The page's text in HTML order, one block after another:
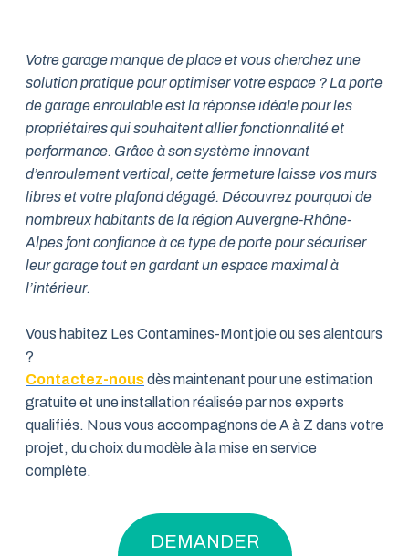
Votre garage manque de place et vous cherchez une
solution pratique pour optimiser votre espace ? La porte
de garage enroulable est la réponse idéale pour les
propriétaires qui souhaitent allier fonctionnalité et
performance. Grâce à son système innovant
d’enroulement vertical, cette fermeture laisse vos murs
libres et votre plafond dégagé. Découvrez pourquoi de
nombreux habitants de la région Auvergne-Rhône-
Alpes font confiance à ce type de porte pour sécuriser
leur garage tout en gardant un espace maximal à
l’intérieur.
Vous habitez Les Contamines-Montjoie ou ses alentours
?
Contactez-nousdès maintenant pour une estimation
gratuite et une installation réalisée par nos experts
qualifiés. Nous vous accompagnons de A à Z dans votre
projet, du choix du modèle à la mise en service
complète.
DEMANDER